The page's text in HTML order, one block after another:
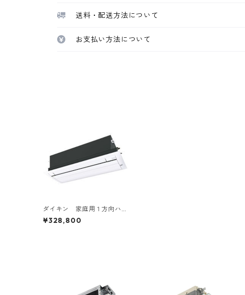
送料・配送方法について
お支払い方法について
ダイキン 家庭用１方向ハ
ウジングエアコン 10～20
畳用
¥328,800